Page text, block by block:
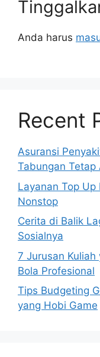
Anda harus
Recent
Asuransi
Tabungan Tetap
Layanan Top
Nonstop
Cerita di Balik
Sosialnya
7 Jurusan
Bola Profesional
Tips Budgeting
yang Hobi Game